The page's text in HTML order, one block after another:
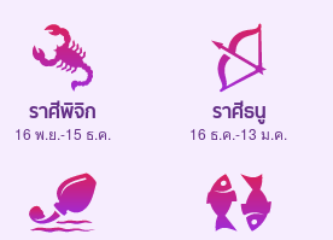
ราศีพิจิก
16 พ.ย.-15 ธ.ค.
ราศีธนู
16 ธ.ค.-13 ม.ค.